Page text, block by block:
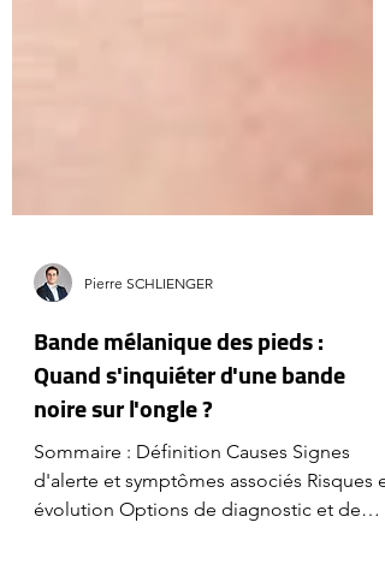
Pierre SCHLIENGER
Bande mélanique des pieds :
Quand s'inquiéter d'une bande
noire sur l'ongle ?